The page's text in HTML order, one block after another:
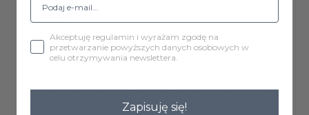
65x60x30
Tkanina MAGIC VELVETmiękka i aksamitna w
wysoką odpornością na ścieranie oraz mechacenie.
Materiał zastosowania do utrzymania czystości,
Akceptuję regulamin i wyrażam zgodę na
przetwarzanie powyższych danych osobowych w
celu otrzymywania newslettera.
Zapisuję się!